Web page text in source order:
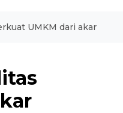
UMKM dari akar